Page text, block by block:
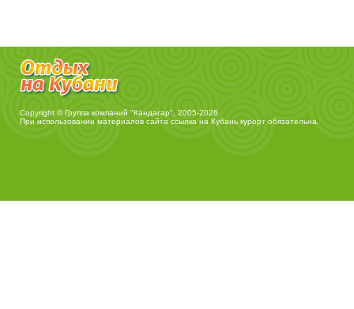
Copyright © Группа компаний "Кандагар", 2005-2026
При использовании материалов сайта ссылка на Кубань курорт обязательна.